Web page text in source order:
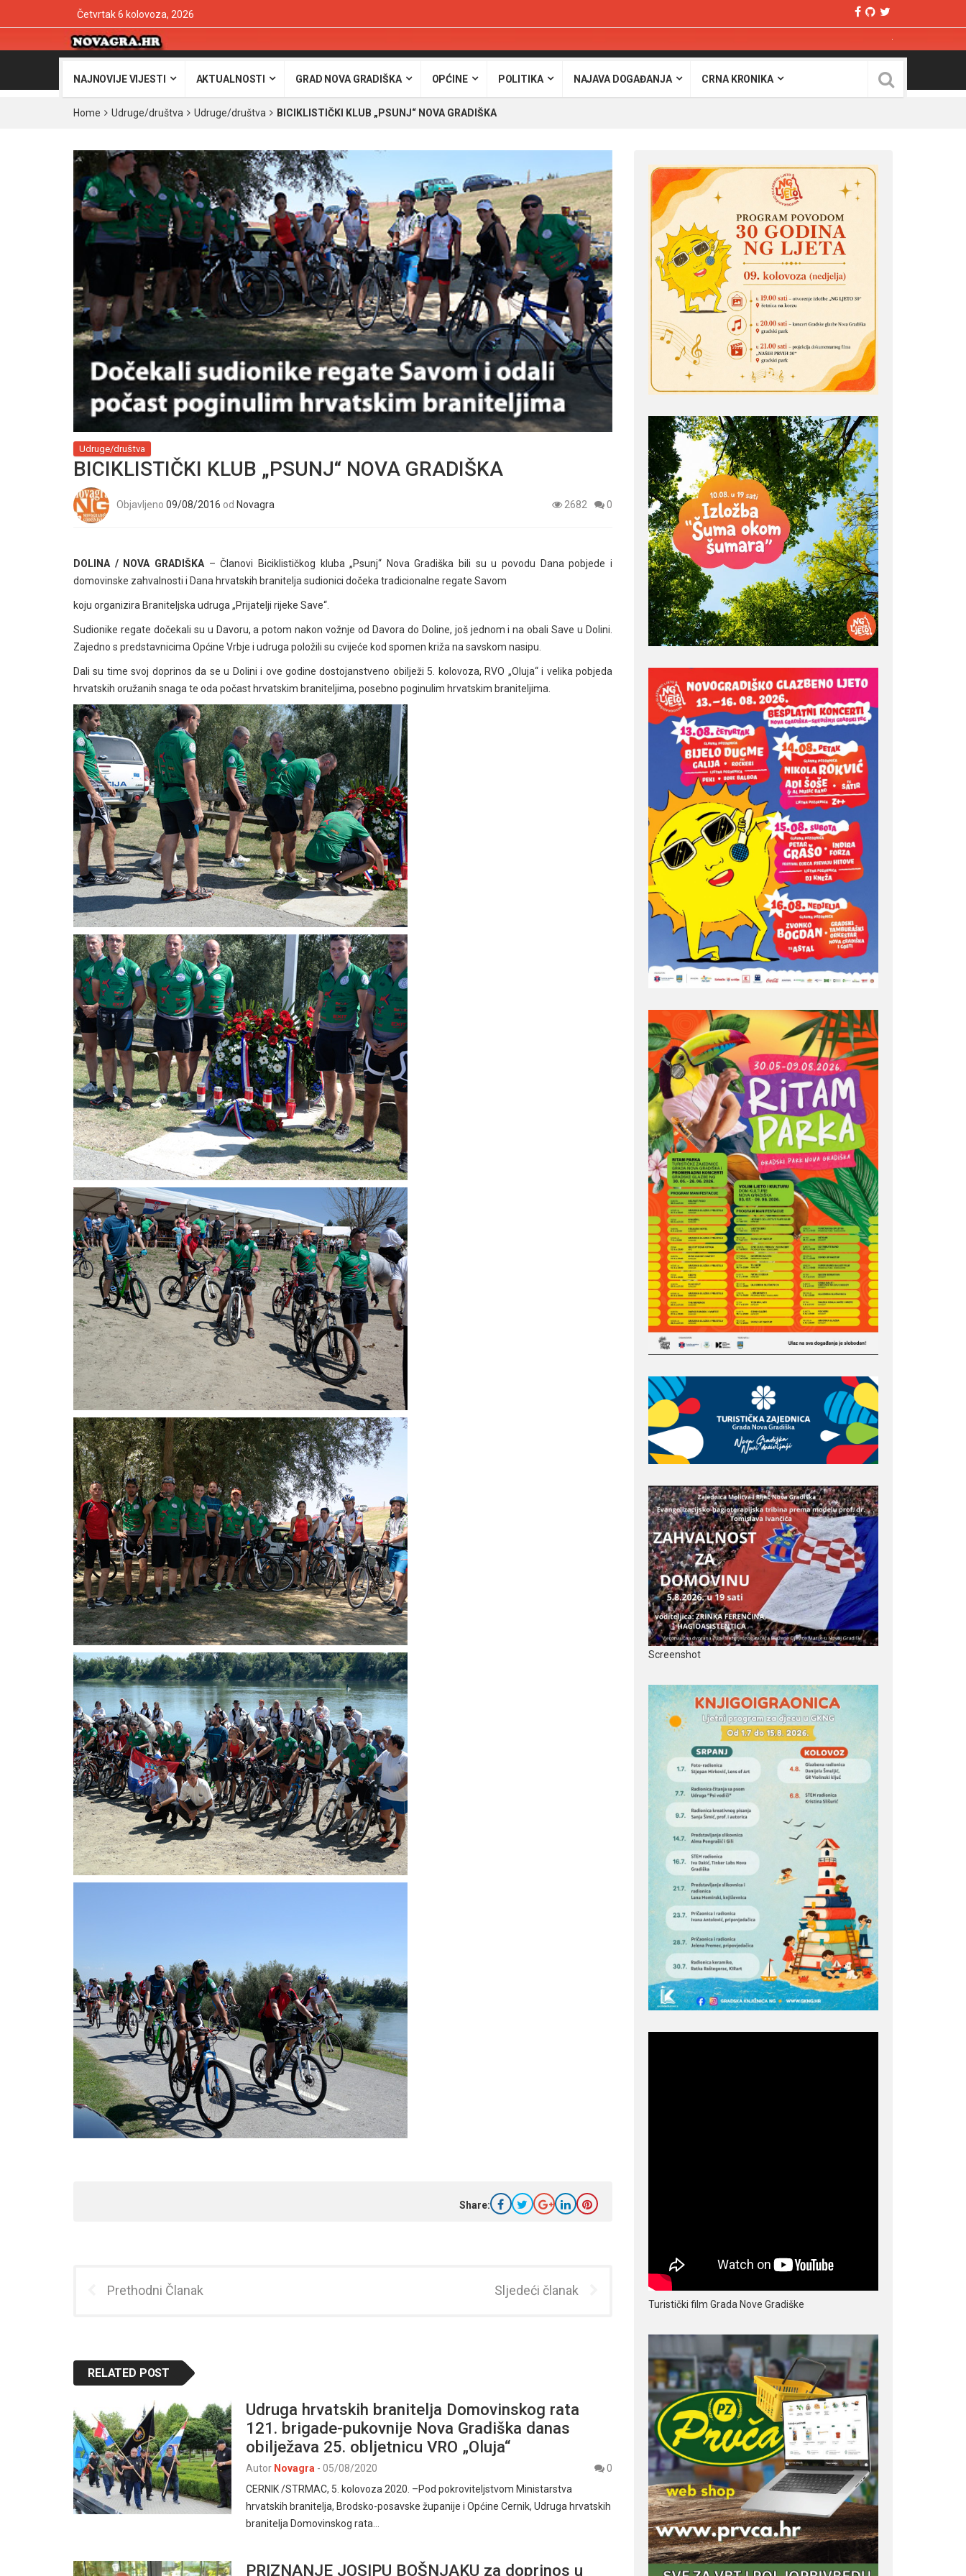
Četvrtak 6 kolovoza, 2026
NAJNOVIJE VIJESTI AKTUALNOSTI GRAD NOVA GRADIŠKA OPĆINE POLITIKA NAJAVA DOGAĐANJA CRNA KRONIKA
Home Udruge/društva Udruge/društva BICIKLISTIČKI KLUB „PSUNJ“ NOVA GRADIŠKA
Udruge/društva
BICIKLISTIČKI KLUB „PSUNJ“ NOVA GRADIŠKA
Objavljeno 09/08/2016 od Novagra 2682 0
DOLINA / NOVA GRADIŠKA – Članovi Biciklističkog kluba „Psunj“ Nova Gradiška bili su u povodu Dana pobjede i
domovinske zahvalnosti i Dana hrvatskih branitelja sudionici dočeka tradicionalne regate Savom
koju organizira Braniteljska udruga „Prijatelji rijeke Save“.
Sudionike regate dočekali su u Davoru, a potom nakon vožnje od Davora do Doline, još jednom i na obali Save u Dolini.
Zajedno s predstavnicima Općine Vrbje i udruga položili su cvijeće kod spomen križa na savskom nasipu.
Dali su time svoj doprinos da se u Dolini i ove godine dostojanstveno obilježi 5. kolovoza, RVO „Oluja“ i velika pobjeda
hrvatskih oružanih snaga te oda počast hrvatskim braniteljima, posebno poginulim hrvatskim braniteljima.
Share:
Prethodni Članak Sljedeći članak
RELATED POST
Udruga hrvatskih branitelja Domovinskog rata
121. brigade-pukovnije Nova Gradiška danas
obilježava 25. obljetnicu VRO „Oluja“
Autor Novagra - 05/08/2020
0
CERNIK /STRMAC, 5. kolovoza 2020. –Pod pokroviteljstvom Ministarstva
hrvatskih branitelja, Brodsko-posavske županije i Općine Cernik, Udruga hrvatskih
branitelja Domovinskog rata…
PRIZNANJE JOSIPU BOŠNJAKU za doprinos u
Screenshot
Turistički film Grada Nove Gradiške